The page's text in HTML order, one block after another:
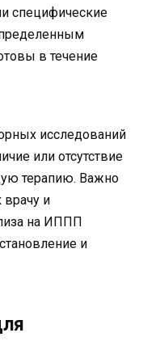
специфические
в течение
исследований
или отсутствие
терапию. Важно
врачу и
на ИППП
и